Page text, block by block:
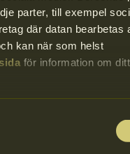
parter, till exempel
där datan bearbetas
kan när som helst
för information om ditt